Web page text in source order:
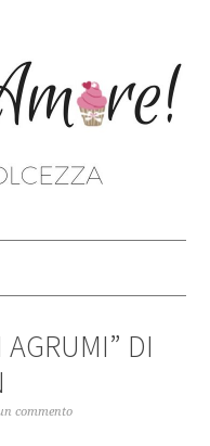
DI
commento